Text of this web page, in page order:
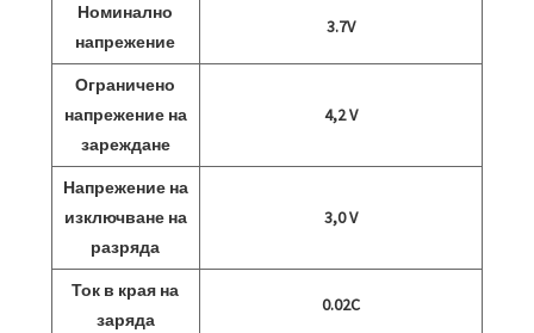
Номинално
напрежение
3.7V
Ограничено
напрежение на
зареждане
4,2 V
Напрежение на
изключване на
разряда
3,0 V
Ток в края на
заряда
0.02C